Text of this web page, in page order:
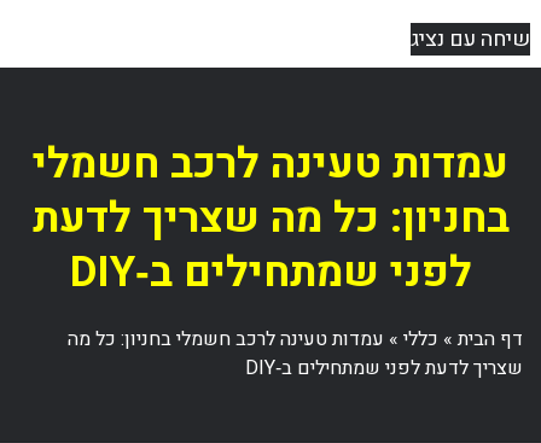
שיחה עם נציג
עמדות טעינה לרכב חשמלי
בחניון: כל מה שצריך לדעת
לפני שמתחילים ב‑DIY
דף הבית» כללי» עמדות טעינה לרכב חשמלי בחניון: כל מה
שצריך לדעת לפני שמתחילים ב‑DIY